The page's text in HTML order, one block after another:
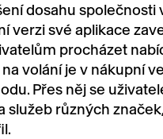
dosahu společnosti
verzi své aplikace
procházet
volání je v nákupní
Přes něj se
služeb různých